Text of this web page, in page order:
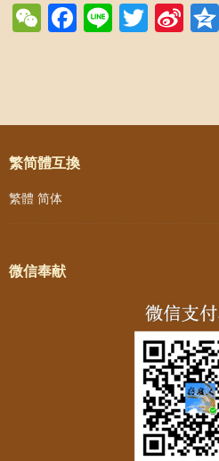
WeChat
Facebook
Line
Post
繁简體互換
繁體 简体
微信奉献